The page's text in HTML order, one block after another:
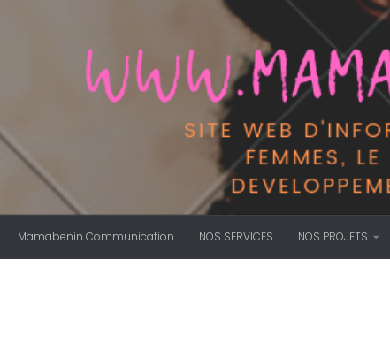
Mamabenin Communication NOS SERVICES NOS PROJETS